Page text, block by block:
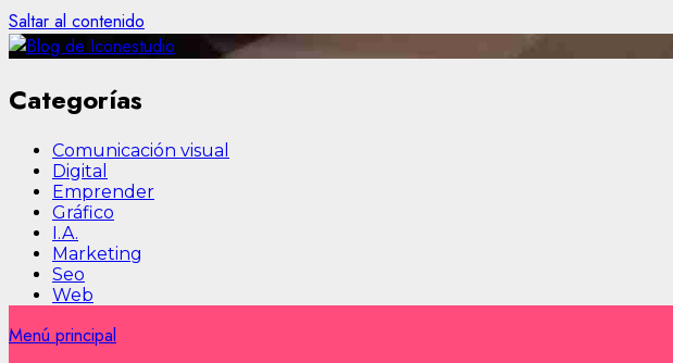
Saltar al contenido
Categorías
Comunicación visual
Digital
Emprender
Gráfico
I.A.
Marketing
Seo
Web
Menú principal